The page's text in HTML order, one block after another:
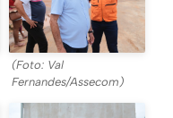
(Foto: Val
Fernandes/Assecom)